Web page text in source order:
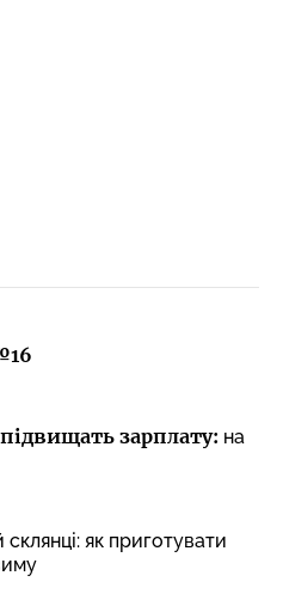
зарплату: на
як приготувати